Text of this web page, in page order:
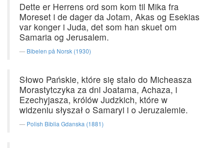
Dette er Herrens ord som kom til Mika fra
Moreset i de dager da Jotam, Akas og Esekias
var konger i Juda, det som han skuet om
Samaria og Jerusalem.
Bibelen på Norsk (1930)
Słowo Pańskie, które się stało do Micheasza
Morastytczyka za dni Joatama, Achaza, i
Ezechyjasza, królów Judzkich, które w
widzeniu słyszał o Samaryi i o Jeruzalemie.
Polish Biblia Gdanska (1881)